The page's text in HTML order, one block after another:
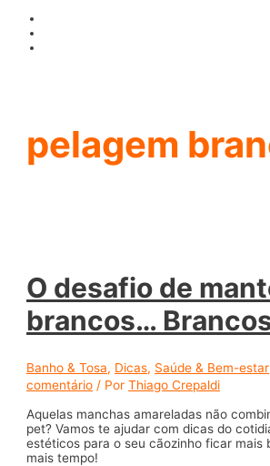
pelagem
O desafio de
brancos…
Banho & Tosa, Dicas, Saúde & Bem-estar
comentário / PorThiago Crepaldi
Aquelas manchas amareladas não
pet? Vamos te ajudar com dicas do
estéticos para o seu cãozinho ficar mais
mais tempo!